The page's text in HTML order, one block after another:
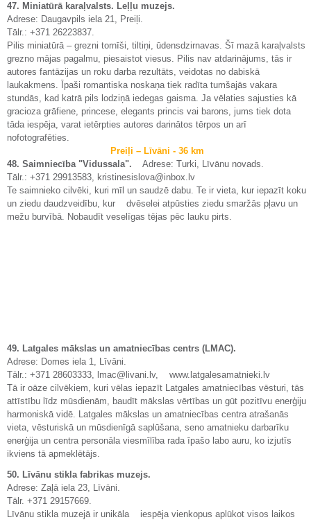
47. Miniatūrā karaļvalsts. Leļļu muzejs.
Adrese: Daugavpils iela 21, Preiļi.
Tālr.: +371 26223837.
Pilis miniatūrā – grezni tornīši, tiltiņi, ūdensdzirnavas. Šī mazā karaļvalsts
grezno mājas pagalmu, piesaistot viesus. Pilis nav atdarinājums, tās ir
autores fantāzijas un roku darba rezultāts, veidotas no dabiskā
laukakmens. Īpaši romantiska noskaņa tiek radīta tumšajās vakara
stundās, kad katrā pils lodziņā iedegas gaisma. Ja vēlaties sajusties kā
gracioza grāfiene, princese, elegants princis vai barons, jums tiek dota
tāda iespēja, varat ietērpties autores darinātos tērpos un arī
nofotografēties.
Preiļi – Līvāni - 36 km
48. Saimniecība "Vidussala". Adrese: Turki, Līvānu novads.
Tālr.: +371 29913583, kristinesislova@inbox.lv
Te saimnieko cilvēki, kuri mīl un saudzē dabu. Te ir vieta, kur iepazīt koku
un ziedu daudzveidību, kur dvēselei atpūsties ziedu smaržās pļavu un
mežu burvībā. Nobaudīt veselīgas tējas pēc lauku pirts.
49. Latgales mākslas un amatniecības centrs (LMAC).
Adrese: Domes iela 1, Līvāni.
Tālr.: +371 28603333, lmac@livani.lv, www.latgalesamatnieki.lv
Tā ir oāze cilvēkiem, kuri vēlas iepazīt Latgales amatniecības vēsturi, tās
attīstību līdz mūsdienām, baudīt mākslas vērtības un gūt pozitīvu enerģiju
harmoniskā vidē. Latgales mākslas un amatniecības centra atrašanās
vieta, vēsturiskā un mūsdienīgā saplūšana, seno amatnieku darbarīku
enerģija un centra personāla viesmīlība rada īpašo labo auru, ko izjutīs
ikviens tā apmeklētājs.
50. Līvānu stikla fabrikas muzejs.
Adrese: Zaļā iela 23, Līvāni.
Tālr. +371 29157669.
Līvānu stikla muzejā ir unikāla iespēja vienkopus aplūkot visos laikos